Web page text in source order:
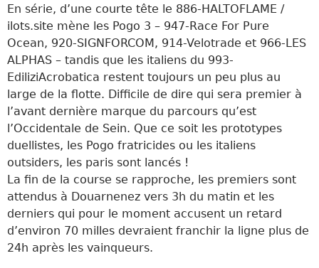
En série, d’une courte tête le 886-HALTOFLAME /
ilots.site mène les Pogo 3 – 947-Race For Pure
Ocean, 920-SIGNFORCOM, 914-Velotrade et 966-LES
ALPHAS – tandis que les italiens du 993-
EdiliziAcrobatica restent toujours un peu plus au
large de la flotte. Difficile de dire qui sera premier à
l’avant dernière marque du parcours qu’est
l’Occidentale de Sein. Que ce soit les prototypes
duellistes, les Pogo fratricides ou les italiens
outsiders, les paris sont lancés !
La fin de la course se rapproche, les premiers sont
attendus à Douarnenez vers 3h du matin et les
derniers qui pour le moment accusent un retard
d’environ 70 milles devraient franchir la ligne plus de
24h après les vainqueurs.